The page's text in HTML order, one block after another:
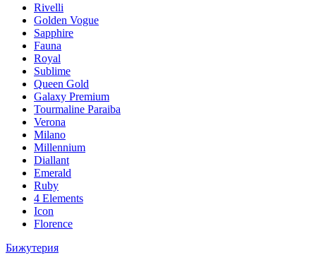
Rivelli
Golden Vogue
Sapphire
Fauna
Royal
Sublime
Queen Gold
Galaxy Premium
Tourmaline Paraiba
Verona
Milano
Millennium
Diallant
Emerald
Ruby
4 Elements
Icon
Florence
Бижутерия